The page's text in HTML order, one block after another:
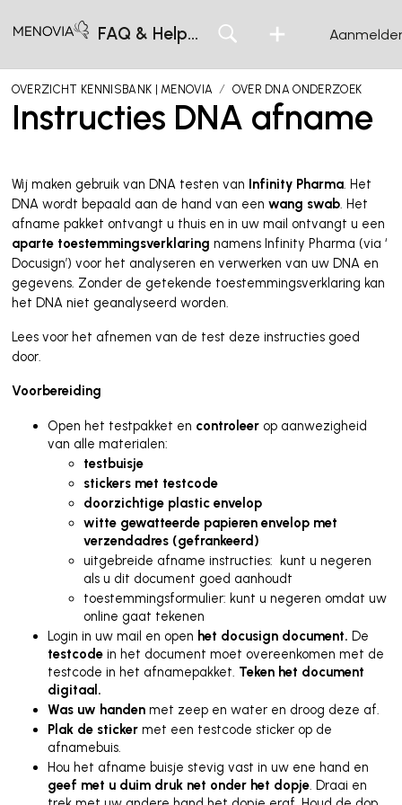
FAQ & Helpcentrum
OVERZICHT KENNISBANK | MENOVIA OVER DNA ONDERZOEK
Instructies DNA afname
Wij maken gebruik van DNA testen van Infinity Pharma. Het
DNA wordt bepaald aan de hand van een wang swab. Het
aparte toestemmingsverklaring namens Infinity Pharma (via ‘
Docusign’) voor het analyseren en verwerken van uw DNA en
gegevens. Zonder de getekende toestemmingsverklaring kan
het DNA niet geanalyseerd worden.
Lees voor het afnemen van de test deze instructies goed
door.
Voorbereiding
Open het testpakket en controleer op aanwezigheid
van alle materialen:
testbuisje
stickers met testcode
doorzichtige plastic envelop
witte gewatteerde papieren envelop met
verzendadres (gefrankeerd)
uitgebreide afname instructies:  kunt u negeren
als u dit document goed aanhoudt
toestemmingsformulier: kunt u negeren omdat uw
online gaat tekenen
Login in uw mail en open het docusign document.
testcode in het document moet overeenkomen met de
testcode in het afnamepakket. Teken het document
digitaal.
Was uw handen met zeep en water en droog deze af.
Plak de sticker met een testcode sticker op de
afnamebuis.
geef met u duim druk net onder het dopje. Draai en